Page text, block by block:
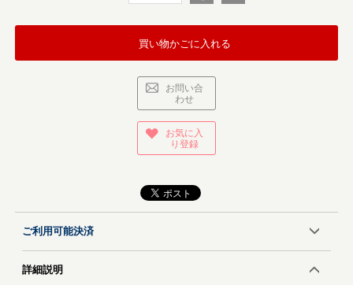
買い物かごに入れる
お問い合
わせ
お気に入
り登録
ご利用可能決済
詳細説明